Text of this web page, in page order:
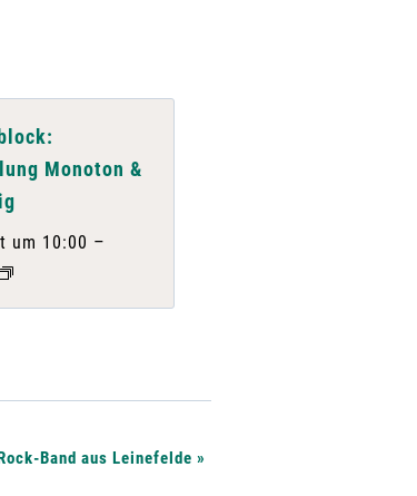
Monoton &
um 10:00 –
Band aus Leinefelde»